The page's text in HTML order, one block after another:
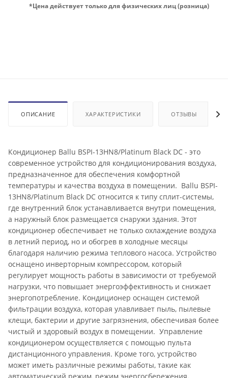
*Цена действует только для физических лиц (розница)
ОПИСАНИЕ ХАРАКТЕРИСТИКИ ОТЗЫВЫ
Кондиционер Ballu BSPI-13HN8/Platinum Black DC - это
современное устройство для кондиционирования воздуха,
предназначенное для обеспечения комфортной
температуры и качества воздуха в помещении. Ballu BSPI-
13HN8/Platinum Black DC относится к типу сплит-системы,
где внутренний блок устанавливается внутри помещения,
а наружный блок размещается снаружи здания. Этот
кондиционер обеспечивает не только охлаждение воздуха
в летний период, но и обогрев в холодные месяцы
благодаря наличию режима теплового насоса. Устройство
оснащено инверторным компрессором, который
регулирует мощность работы в зависимости от требуемой
нагрузки, что повышает энергоэффективность и снижает
энергопотребление. Кондиционер оснащен системой
фильтрации воздуха, которая улавливает пыль, пылевые
клещи, бактерии и другие загрязнения, обеспечивая более
чистый и здоровый воздух в помещении. Управление
кондиционером осуществляется с помощью пульта
дистанционного управления. Кроме того, устройство
может иметь различные режимы работы, такие как